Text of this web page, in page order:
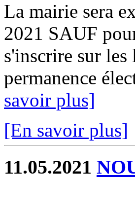
La mairie sera
2021 SAUF
s'inscrire sur les
permanence
savoir plus]
[En savoir plus]
11.05.2021